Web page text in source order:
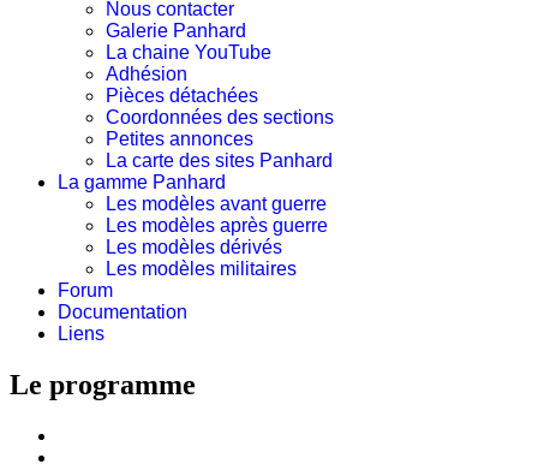
Nous contacter
Galerie Panhard
La chaine YouTube
Adhésion
Pièces détachées
Coordonnées des sections
Petites annonces
La carte des sites Panhard
La gamme Panhard
Les modèles avant guerre
Les modèles après guerre
Les modèles dérivés
Les modèles militaires
Forum
Documentation
Liens
Le programme